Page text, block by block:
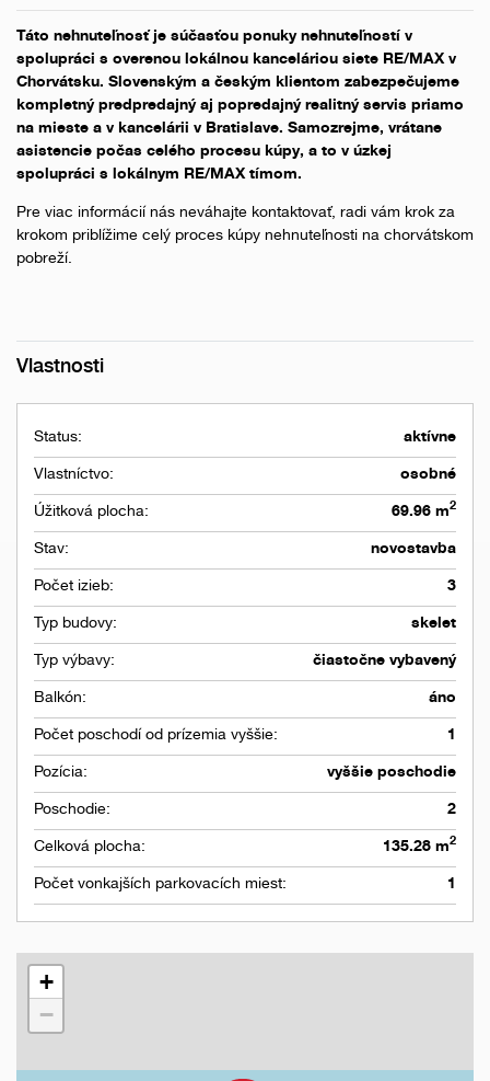
Táto nehnuteľnosť je súčasťou ponuky nehnuteľností v
spolupráci s overenou lokálnou kanceláriou siete RE/MAX v
Chorvátsku. Slovenským a českým klientom zabezpečujeme
kompletný predpredajný aj popredajný realitný servis priamo
na mieste a v kancelárii v Bratislave. Samozrejme, vrátane
asistencie počas celého procesu kúpy, a to v úzkej
spolupráci s lokálnym RE/MAX tímom.
Pre viac informácií nás neváhajte kontaktovať, radi vám krok za
krokom priblížime celý proces kúpy nehnuteľnosti na chorvátskom
pobreží.
Vlastnosti
Status: aktívne
Vlastníctvo: osobné
Úžitková plocha: 69.96 m2
Stav: novostavba
Počet izieb: 3
Typ budovy: skelet
Typ výbavy: čiastočne vybavený
Balkón: áno
Počet poschodí od prízemia vyššie: 1
Pozícia: vyššie poschodie
Poschodie: 2
Celková plocha: 135.28 m2
Počet vonkajších parkovacích miest: 1
+
−